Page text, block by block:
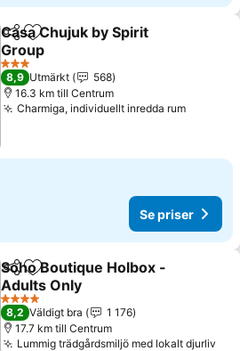
Dela Lägg till i Mina Favoriter
Casa Chujuk by Spirit
Group
Se priser
3 Stjärnor
8,9 Utmärkt
568
16.3 km till Centrum
Charmiga, individuellt inredda rumSe
Se priser
Dela Lägg till i Mina Favoriter
Soho Boutique Holbox -
Adults Only
Se priser
4 Stjärnor
8,2 Väldigt bra
1 176
17.7 km till Centrum
Lummig trädgårdsmiljö med lokalt djurliv